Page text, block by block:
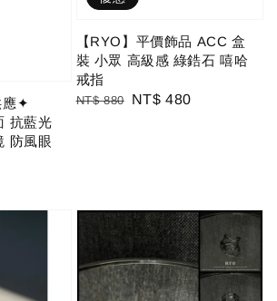
應✦
抗藍光
防風眼
【RYO】平價飾品 ACC 盒
裝 小眾 高級感 綠鋯石 嘻哈
戒指
Regular
NT$ 880
Sale
NT$ 480